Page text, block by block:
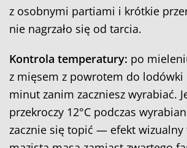
z osobnymi partiami i krótkie
nie nagrzało się od tarcia.
Kontrola temperatury: po
z mięsem z powrotem do lodówki
minut zanim zaczniesz wyrabiać.
przekroczy 12°C podczas
zacznie się topić — efekt wizualny